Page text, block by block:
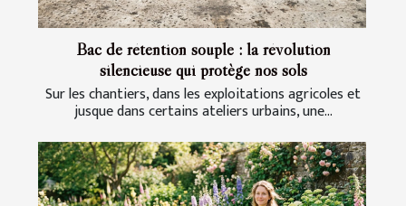
Bac de rétention souple : la révolution
silencieuse qui protège nos sols
Sur les chantiers, dans les exploitations agricoles et
jusque dans certains ateliers urbains, une...